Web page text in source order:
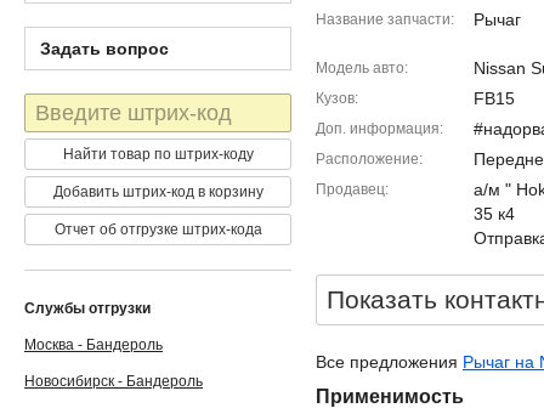
Название запчасти Рычаг
Модель авто Nissan
Кузов FB15
Доп. информация
Расположение
Продавец
а/м "
35 к4
Показать
Все предложения Рычаг на
Применимость
Задать вопрос
Штрих-
код
Найти товар по штрих-коду
Добавить штрих-код в корзину
Отчет об отгрузке штрих-кода
Службы отгрузки
Москва - Бандероль
Новосибирск - Бандероль